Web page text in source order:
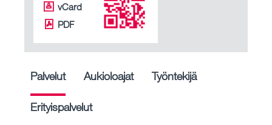
vCard
PDF
Palvelut Aukioloajat Työntekijä
Erityispalvelut